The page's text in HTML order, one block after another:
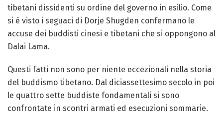
tibetani dissidenti su ordine del governo in esilio. Come
si è visto i seguaci di Dorje Shugden confermano le
accuse dei buddisti cinesi e tibetani che si oppongono al
Dalai Lama.
Questi fatti non sono per niente eccezionali nella storia
del buddismo tibetano. Dal diciassettesimo secolo in poi
le quattro sette buddiste fondamentali si sono
confrontate in scontri armati ed esecuzioni sommarie.